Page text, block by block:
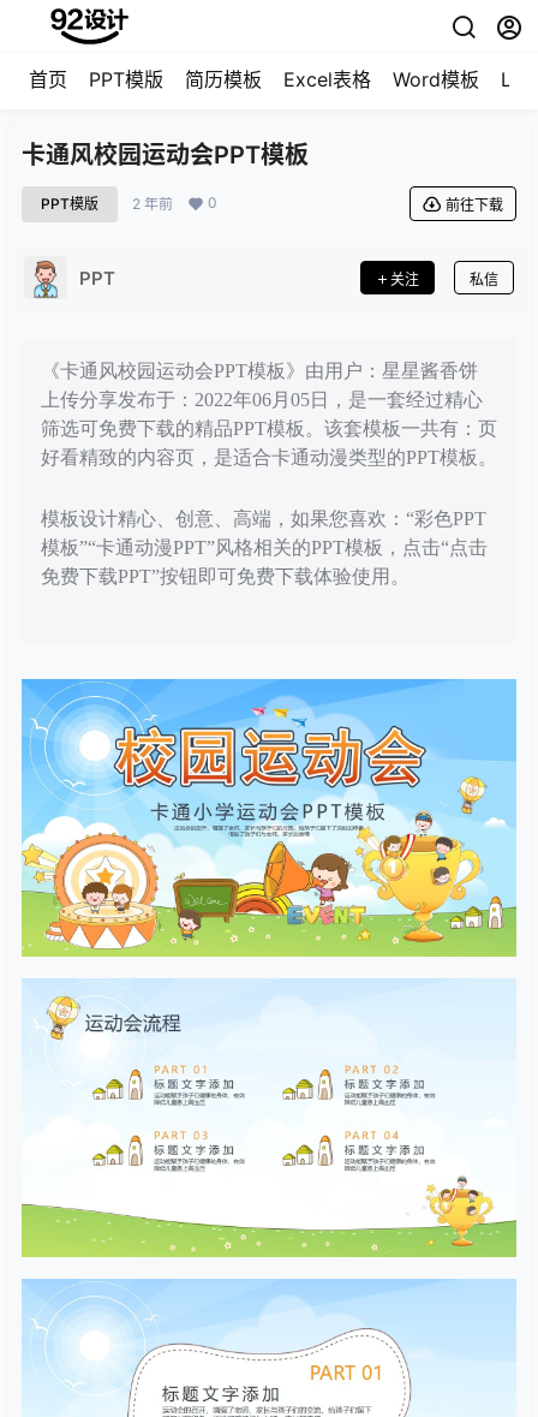
首页 PPT模版 简历模板 Excel表格 Word模板
卡通风校园运动会PPT模板
PPT模版 2 年前 0 前往下载
PPT 关注 私信
《卡通风校园运动会PPT模板》由用户：星星酱香饼
上传分享发布于：2022年06月05日，是一套经过精心
筛选可免费下载的精品PPT模板。该套模板一共有：页
好看精致的内容页，是适合卡通动漫类型的PPT模板。
模板设计精心、创意、高端，如果您喜欢：“彩色PPT
模板”“卡通动漫PPT”风格相关的PPT模板，点击“点击
免费下载PPT”按钮即可免费下载体验使用。